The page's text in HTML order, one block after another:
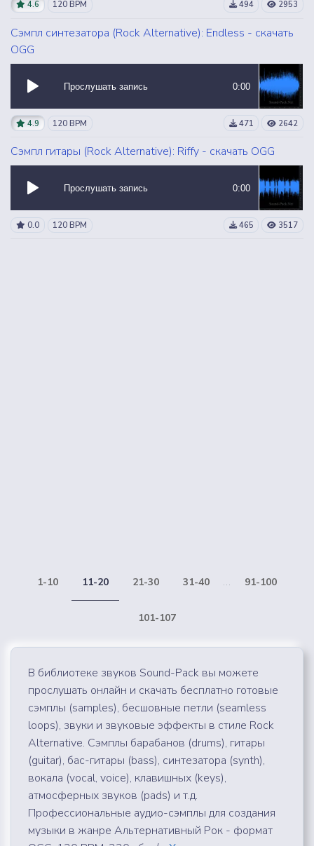
4.6 120 BPM 494 2953
Сэмпл синтезатора (Rock Alternative): Endless - скачать
OGG
Прослушать запись 0:00
4.9 120 BPM 471 2642
Сэмпл гитары (Rock Alternative): Riffy - скачать OGG
Прослушать запись 0:00
0.0 120 BPM 465 3517
1-10 11-20 21-30 31-40 ... 91-100
101-107
В библиотеке звуков Sound-Pack вы можете
прослушать онлайн и скачать бесплатно готовые
сэмплы (samples), бесшовные петли (seamless
loops), звуки и звуковые эффекты в стиле Rock
Alternative. Сэмплы барабанов (drums), гитары
(guitar), бас-гитары (bass), синтезатора (synth),
вокала (vocal, voice), клавишных (keys),
атмосферных звуков (pads) и т.д.
Профессиональные аудио-сэмплы для создания
музыки в жанре Альтернативный Рок - формат